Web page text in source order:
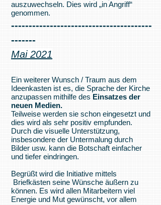
auszuwechseln. Dies wird „in Angriff“
genommen.
----------------------------------------
-------
Mai 2021
Ein weiterer Wunsch / Traum aus dem
Ideenkasten ist es, die Sprache der Kirche
anzupassen mithilfe des Einsatzes der
neuen Medien.
Teilweise werden sie schon eingesetzt und
dies wird als sehr positiv empfunden.
Durch die visuelle Unterstützung,
insbesondere der Untermalung durch
Bilder usw. kann die Botschaft einfacher
und tiefer eindringen.
Begrüßt wird die Initiative mittels
Briefkästen seine Wünsche äußern zu
können. Es wird allen Mitarbeitern viel
Energie und Mut gewünscht, vor allem